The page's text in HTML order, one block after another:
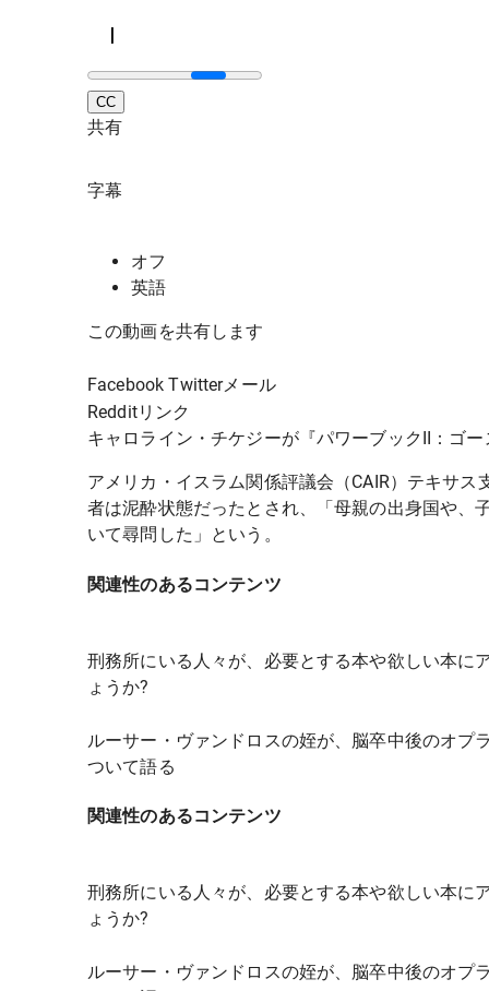
CC
共有
字幕
オフ
英語
この動画を共有します
Facebook Twitterメール
Redditリンク
キャロライン・チケジーが『パワーブックII：ゴ
アメリカ・イスラム関係評議会 （CAIR）テキサ
者は泥酔状態だったとされ、「母親の出身国や、
いて尋問した」という。
関連性のあるコンテンツ
刑務所にいる人々が、必要とする本や欲しい本に
ょうか?
ルーサー・ヴァンドロスの姪が、脳卒中後のオプ
ついて語る
関連性のあるコンテンツ
刑務所にいる人々が、必要とする本や欲しい本に
ょうか?
ルーサー・ヴァンドロスの姪が、脳卒中後のオプ